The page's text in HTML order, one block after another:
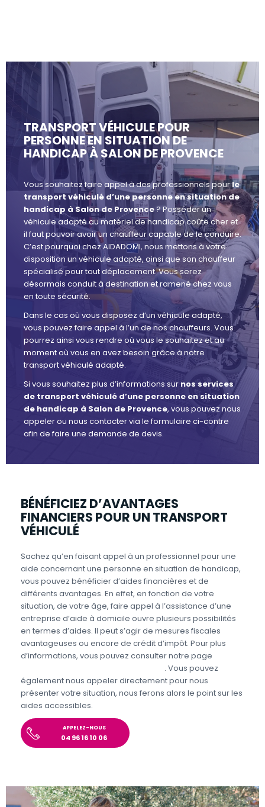
TRANSPORT VÉHICULE POUR
PERSONNE EN SITUATION DE
HANDICAP À SALON DE PROVENCE
Vous souhaitez faire appel à des professionnels pourle
transport véhiculé d’une personne en situation de
handicap à Salon de Provence? Posséder un
véhicule adapté au matériel de handicap coûte cher et
il faut pouvoir avoir un chauffeur capable de le conduire.
C’est pourquoi chez AIDADOMI, nous mettons à votre
disposition un véhicule adapté, ainsi que son chauffeur
spécialisé pour tout déplacement. Vous serez
désormais conduit à destination et ramené chez vous
en toute sécurité.
Dans le cas où vous disposez d’un véhicule adapté,
vous pouvez faire appel à l’un de nos chauffeurs. Vous
pourrez ainsi vous rendre où vous le souhaitez et au
moment où vous en avez besoin grâce à notre
transport véhiculé adapté.
Si vous souhaitez plus d’informations surnos services
de transport véhiculé d’une personne en situation
de handicap à Salon de Provence, vous pouvez nous
appeler ou nous contacter via le formulaire ci-contre
afin de faire une demande de devis.
BÉNÉFICIEZ D’AVANTAGES
FINANCIERS POUR UN TRANSPORT
VÉHICULÉ
Sachez qu’en faisant appel à un professionnel pour une
aide concernant une personne en situation de handicap,
vous pouvez bénéficier d’aides financières et de
différents avantages. En effet, en fonction de votre
situation, de votre âge, faire appel à l’assistance d’une
entreprise d’aide à domicile ouvre plusieurs possibilités
en termes d’aides. Il peut s’agir de mesures fiscales
avantageuses ou encore de crédit d’impôt. Pour plus
d’informations, vous pouvez consulter notre page
. Vous pouvez
également nous appeler directement pour nous
présenter votre situation, nous ferons alors le point sur les
aides accessibles.
APPELEZ-NOUS
04 96 16 10 06